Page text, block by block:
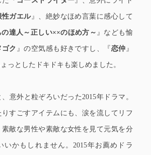
性ガエル』、絶妙なほめ言葉に感心して
達人～正しい××のほめ方～ 』なども愉
ゴク 』の空気感も好きですし、『 恋仲 』
っとしたドキドキも楽しめました。
意外と粒ぞろいだった2015年ドラマ。
すごすアイテムにも、涙を流してリフ
素敵な男性や素敵な女性を見て元気を分
いかもしれません。2015年お薦めドラ